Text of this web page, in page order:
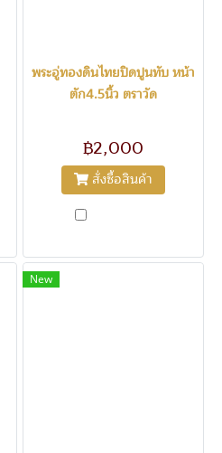
พระอู่ทองดินไทยปิดปูนทับ หน้า
ตัก4.5นิ้ว ตราวัด
฿2,000
สั่งซื้อสินค้า
New